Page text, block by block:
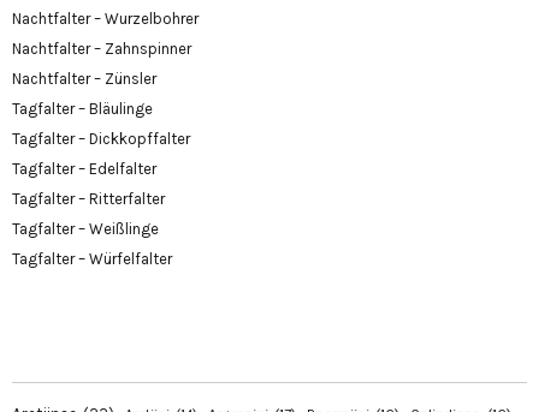
Nachtfalter – Wurzelbohrer
Nachtfalter – Zahnspinner
Nachtfalter – Zünsler
Tagfalter – Bläulinge
Tagfalter – Dickkopffalter
Tagfalter – Edelfalter
Tagfalter – Ritterfalter
Tagfalter – Weißlinge
Tagfalter – Würfelfalter